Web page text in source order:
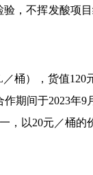
验，不挥发酸项目
桶） ， 货值120
期间于2023年9
，以20元／桶的